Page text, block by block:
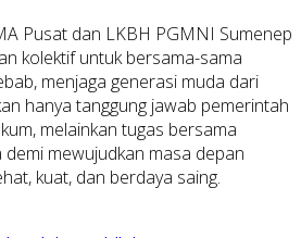
Pusat dan LKBH PGMNI Sumenep
kolektif untuk bersama-sama
menjaga generasi muda dari
hanya tanggung jawab pemerintah
melainkan tugas bersama
mewujudkan masa depan
kuat, dan berdaya saing.